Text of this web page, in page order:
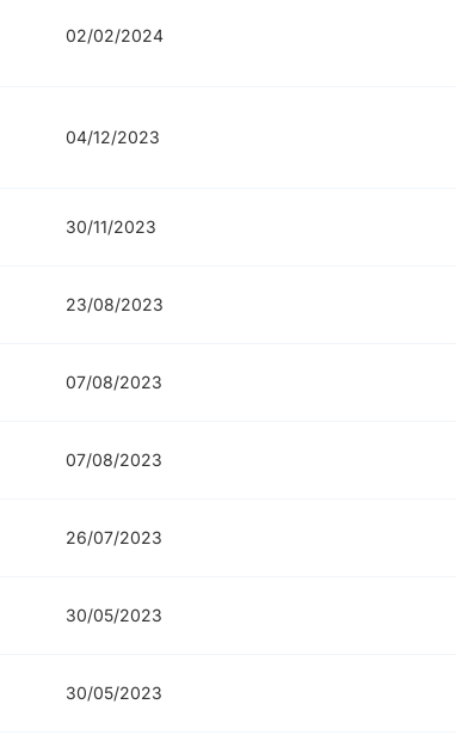
02/02/2024
04/12/2023
30/11/2023
23/08/2023
07/08/2023
07/08/2023
26/07/2023
30/05/2023
30/05/2023